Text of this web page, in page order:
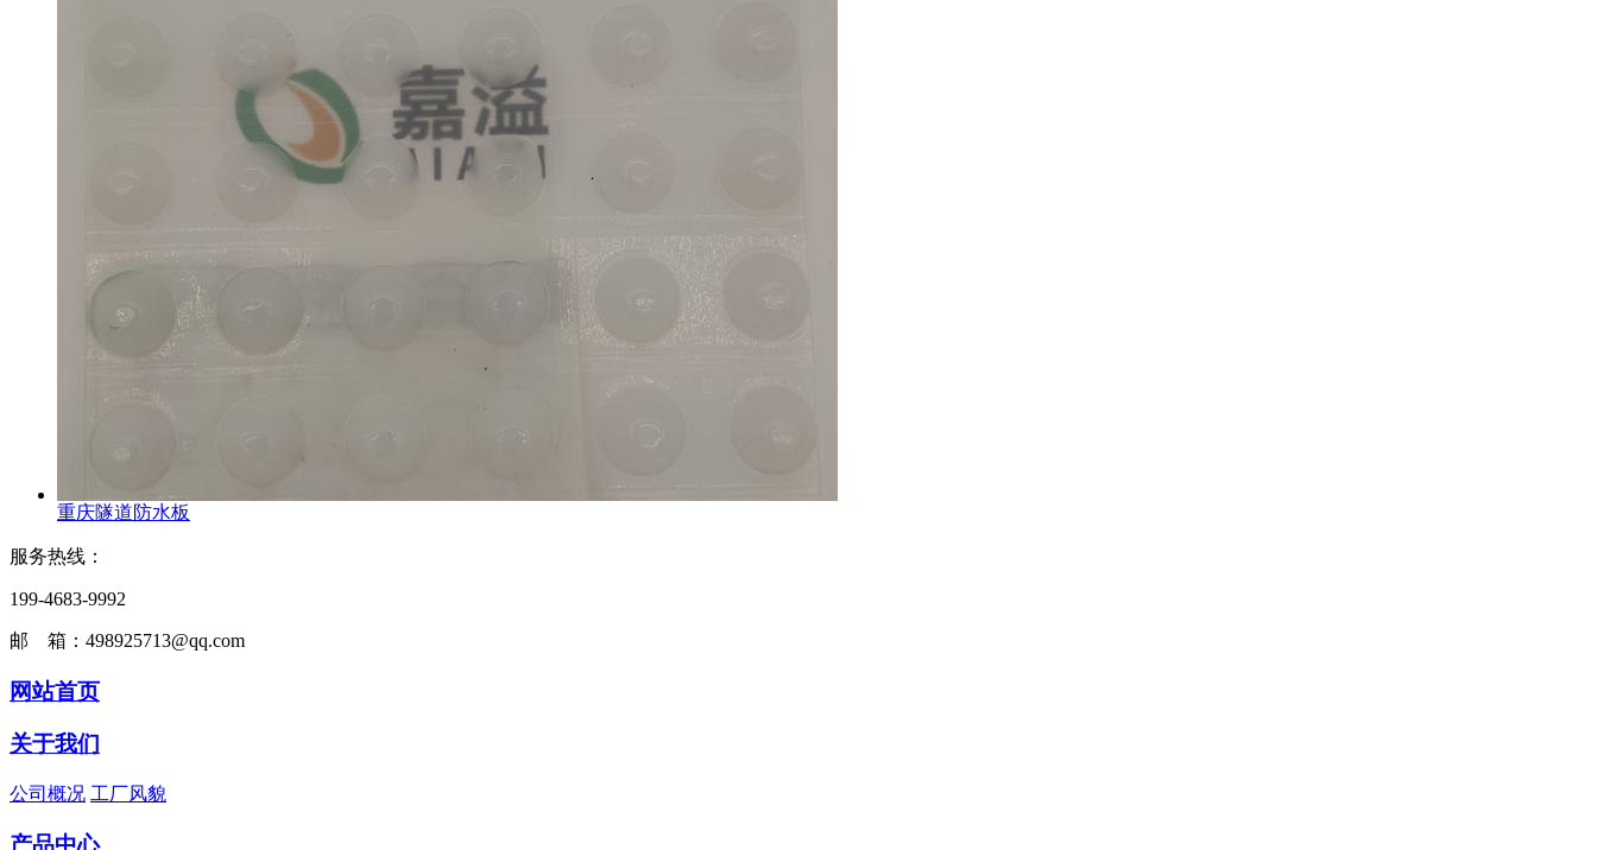
重庆隧道防水板
服务热线：
199-4683-9992
邮 箱：498925713@qq.com
网站首页
关于我们
公司概况 工厂风貌
产品中心